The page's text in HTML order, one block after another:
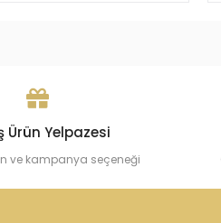
Ürün Yelpazesi
ve kampanya seçeneği